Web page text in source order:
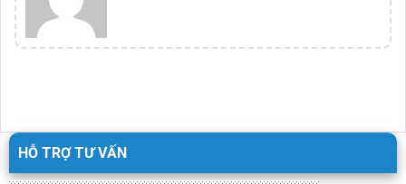
HỖ TRỢ TƯ VẤN